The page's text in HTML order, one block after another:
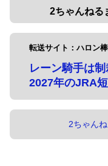
2ちゃんねる
転送サイト：ハロン
レーン騎手は
2027年のJRA
2ちゃん